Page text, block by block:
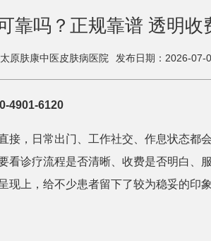
靠吗？正规靠谱 透明收
原肤康中医皮肤病医院 发布日期：2026-07-
4901-6120
接，日常出门、工作社交、作息状态都
看诊疗流程是否清晰、收费是否明白、
现上，给不少患者留下了较为稳妥的印象